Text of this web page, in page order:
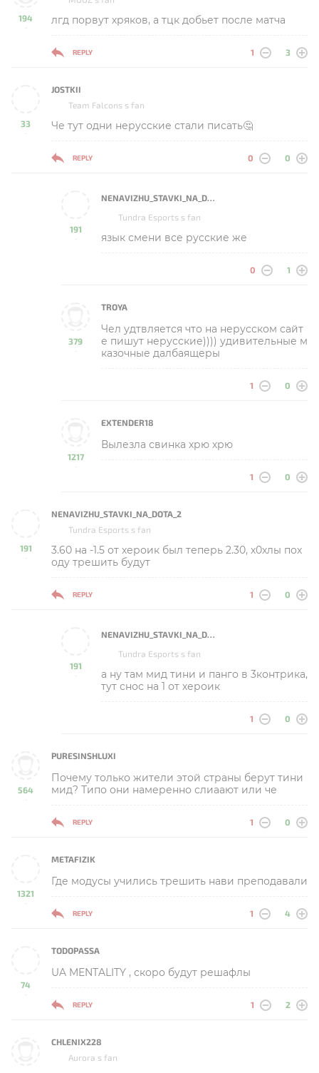
194
-
лгд порвут хряков, а тцк добьет после матча
REPLY 1 3
33
-
JOSTKII
Team Falcons s fan
Че тут одни нерусские стали писать🤔
REPLY 0 0
191
-
NENAVIZHU_STAVKI_NA_DOTA_2
Tundra Esports s fan
язык смени все русские же
0 1
379
-
TROYA
Чел удтвляется что на нерусском сайт
е пишут нерусские)))) удивительные м
казочные далбаящеры
1 0
1217
-
EXTENDER18
Вылезла свинка хрю хрю
1 0
191
-
NENAVIZHU_STAVKI_NA_DOTA_2
Tundra Esports s fan
3.60 на -1.5 от хероик был теперь 2.30, х0хлы пох
оду трешить будут
REPLY 1 0
191
-
NENAVIZHU_STAVKI_NA_DOTA_2
Tundra Esports s fan
а ну там мид тини и панго в 3контрика,
тут снос на 1 от хероик
1 0
564
-
PURESINSHLUXI
Почему только жители этой страны берут тини
мид? Типо они намеренно слиаают или че
REPLY 1 0
1321
-
METAFIZIK
Где модусы учились трешить нави преподавали
REPLY 1 4
74
-
TODOPASSA
UA MENTALITY , скоро будут решафлы
REPLY 1 2
CHLENIX228
Aurora s fan